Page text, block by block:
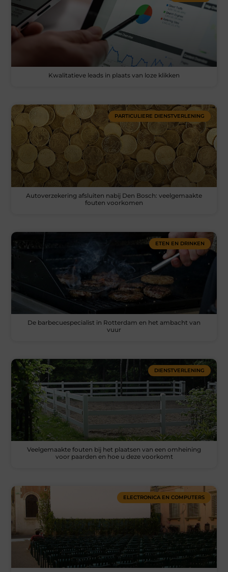
Kwalitatieve leads in plaats van loze klikken
PARTICULIERE DIENSTVERLENING
Autoverzekering afsluiten nabij Den Bosch: veelgemaakte
fouten voorkomen
ETEN EN DRINKEN
De barbecuespecialist in Rotterdam en het ambacht van
vuur
DIENSTVERLENING
Veelgemaakte fouten bij het plaatsen van een omheining
voor paarden en hoe u deze voorkomt
ELECTRONICA EN COMPUTERS